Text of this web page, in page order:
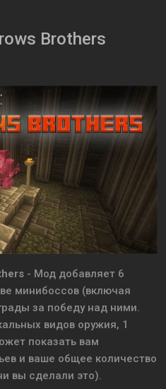
Brothers
- Мод добавляет 6
минибоссов (включая
за победу над ними.
видов оружия, 1
показать вам
и ваше общее количество
вы сделали это).